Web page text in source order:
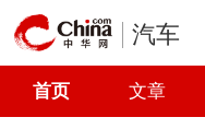
汽车
首页 文章